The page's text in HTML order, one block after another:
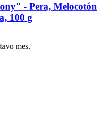
-​ Pera, Melocotón
100 g
mes.